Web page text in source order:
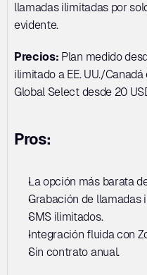
llamadas ilimitadas por
evidente.
Precios: Plan medido
ilimitado a EE. UU./
Global Select desde 20
Pros:
La opción más barata
Grabación de llamadas
SMS ilimitados.
Integración fluida con
Sin contrato anual.